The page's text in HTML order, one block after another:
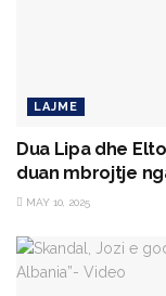
LAJME
Dua Lipa dhe
duan mbrojtje
MAY 10, 2025